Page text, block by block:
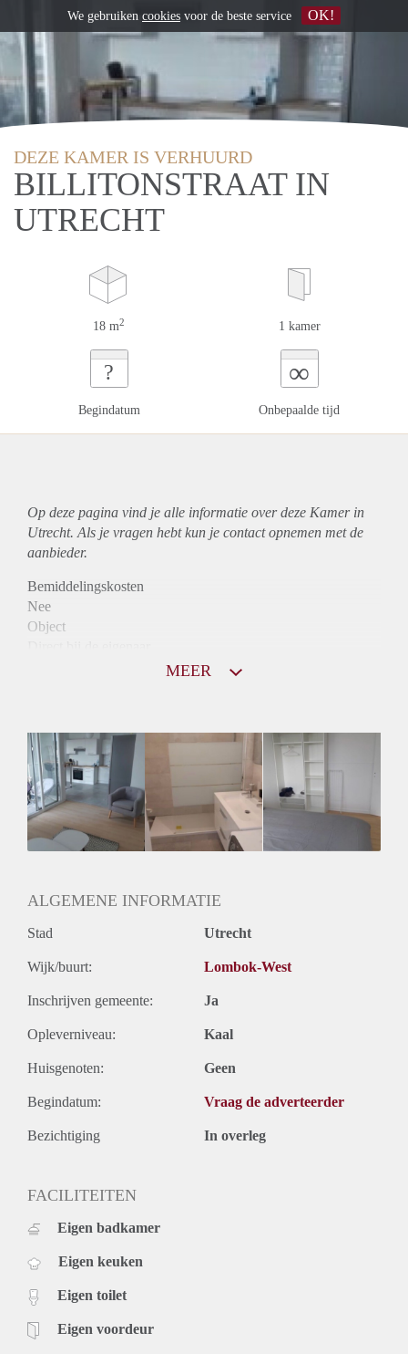
DEZE KAMER IS VERHUURD
BILLITONSTRAAT IN
UTRECHT
18 m2 1 kamer
?
Begindatum
∞
Onbepaalde tijd
Op deze pagina vind je alle informatie over deze Kamer in
Utrecht. Als je vragen hebt kun je contact opnemen met de
aanbieder.
Bemiddelingskosten
Nee
Object
Huurtoeslag
Mogelijk
Inkomen eis
3,0 X Maandhuur Bruto
Huurtermijn
Onbepaalde termijn
MEER
ALGEMENE INFORMATIE
Stad Utrecht
Wijk/buurt: Lombok-West
Inschrijven gemeente: Ja
Opleverniveau: Kaal
Huisgenoten: Geen
Begindatum: Vraag de adverteerder
Bezichtiging In overleg
FACILITEITEN
Eigen badkamer
Eigen keuken
Eigen toilet
Eigen voordeur
We gebruiken cookies voor de beste service OK!